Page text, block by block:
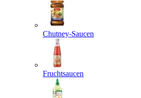
Chutney-Saucen
Fruchtsaucen